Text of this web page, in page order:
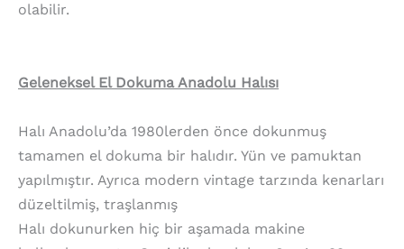
olabilir.
Geleneksel El Dokuma Anadolu Halısı
Halı Anadolu’da 1980lerden önce dokunmuş
tamamen el dokuma bir halıdır. Yün ve pamuktan
yapılmıştır. Ayrıca modern vintage tarzında kenarları
düzeltilmiş, traşlanmış
Halı dokunurken hiç bir aşamada makine